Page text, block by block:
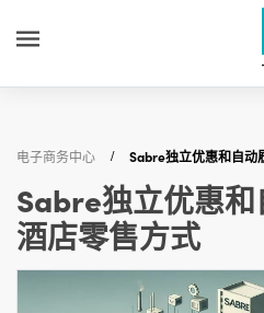
电子商务中心 Sabre独立优惠和自动
Sabre独立优惠
酒店零售方式